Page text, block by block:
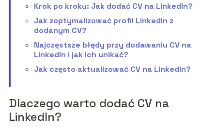
Krok po kroku: Jak dodać CV na LinkedIn?
Jak zoptymalizować profil LinkedIn z
dodanym CV?
Najczęstsze błędy przy dodawaniu CV na
LinkedIn i jak ich unikać?
Jak często aktualizować CV na LinkedIn?
Dlaczego warto dodać CV na
LinkedIn?